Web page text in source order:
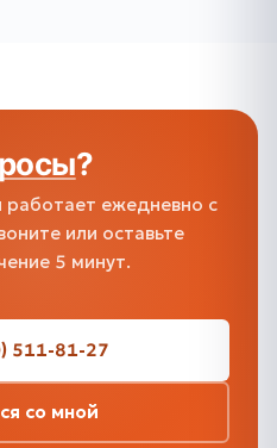
?
ежедневно с
или оставьте
5 минут.
511-81-27
со мной